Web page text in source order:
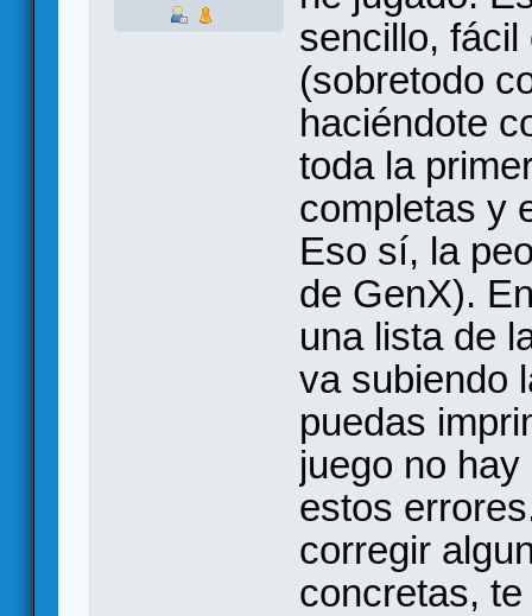
sencillo,
(sobretodo
haciéndote
toda la
completas y
Eso sí, la
de GenX).
una lista de
va subiendo
puedas
juego no
estos
corregir
concretas,